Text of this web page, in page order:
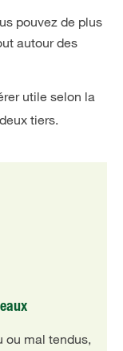
pouvez de plus
autour des
utile selon la
tiers.
ou mal tendus,